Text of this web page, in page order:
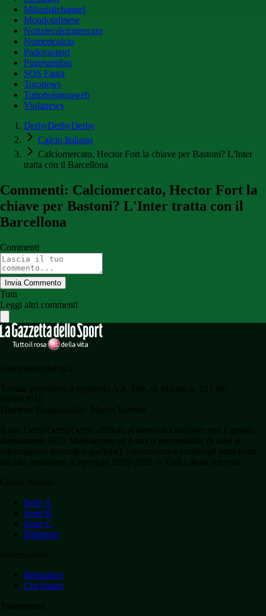
Milanistichannel
Mondoudinese
Notiziecalciomercato
Numericalcio
Padovasport
Pianetamilan
SOS Fanta
Toronews
Tuttobolognaweb
Violanews
DerbyDerbyDerby
Calcio Italiano
Calciomercato, Hector Fort la chiave per Bastoni? L'Inter
tratta con il Barcellona
Commenti: Calciomercato, Hector Fort la
chiave per Bastoni? L'Inter tratta con il
Barcellona
Commenti
Invia Commento
Tutti
Leggi altri commenti
Serie A
Serie B
Serie C
Dilettanti
Redazione
Chi Siamo